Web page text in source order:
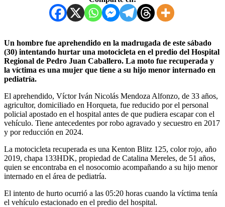
Un hombre fue aprehendido en la madrugada de este sábado
(30) intentando hurtar una motocicleta en el predio del Hospital
Regional de Pedro Juan Caballero. La moto fue recuperada y
la víctima es una mujer que tiene a su hijo menor internado en
pediatría.
El aprehendido, Víctor Iván Nicolás Mendoza Alfonzo, de 33 años,
agricultor, domiciliado en Horqueta, fue reducido por el personal
policial apostado en el hospital antes de que pudiera escapar con el
vehículo. Tiene antecedentes por robo agravado y secuestro en 2017
y por reducción en 2024.
La motocicleta recuperada es una Kenton Blitz 125, color rojo, año
2019, chapa 133HDK, propiedad de Catalina Mereles, de 51 años,
quien se encontraba en el nosocomio acompañando a su hijo menor
internado en el área de pediatría.
El intento de hurto ocurrió a las 05:20 horas cuando la víctima tenía
el vehículo estacionado en el predio del hospital.